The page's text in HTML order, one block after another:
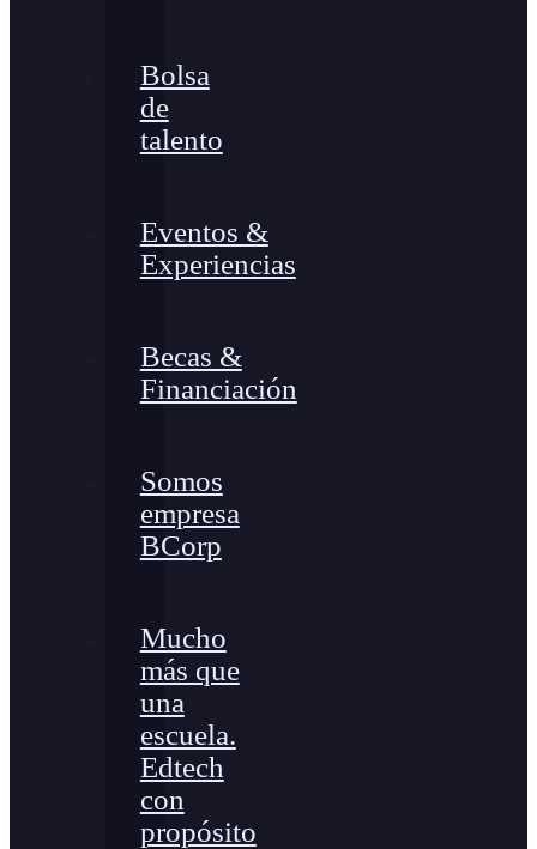
Bolsa
de
talento
Eventos &
Experiencias
Becas &
Financiación
Somos
empresa
BCorp
Mucho
más que
una
escuela.
Edtech
con
propósito